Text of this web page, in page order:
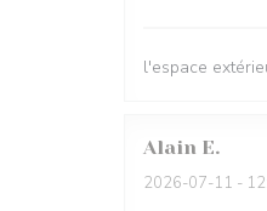
l'espace
Alain E
2026-07-11 -